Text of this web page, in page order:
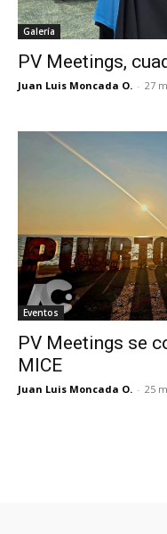
Galería
PV Meetings,
Juan Luis Moncada O. - 27
Eventos
PV Meetings se
MICE
Juan Luis Moncada O. - 25